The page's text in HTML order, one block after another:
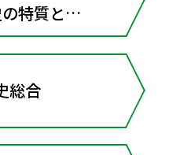
特質と資
総合